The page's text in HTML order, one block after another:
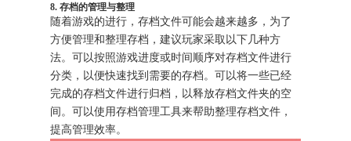
8. 存档的管理与整理
随着游戏的进行，存档文件可能会越来越多，为了
方便管理和整理存档，建议玩家采取以下几种方
法。可以按照游戏进度或时间顺序对存档文件进行
分类，以便快速找到需要的存档。可以将一些已经
完成的存档文件进行归档，以释放存档文件夹的空
间。可以使用存档管理工具来帮助整理存档文件，
提高管理效率。